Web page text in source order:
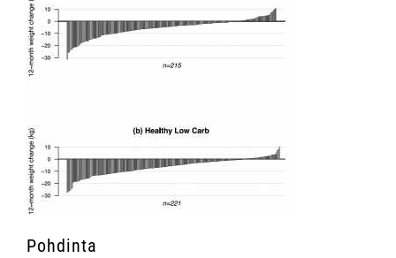
Pohdinta